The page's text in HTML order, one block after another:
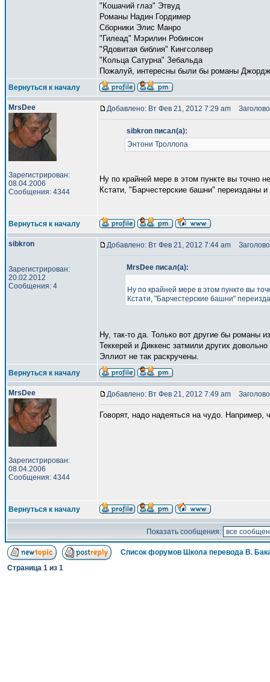
"Кошачий глаз" Этвуд
Романы Надин Гордимер
Сборники Элис Манро
"Гилеад" Мэрилин Робинсон
"Ядовитая библия" Кингсолвер
"Кольца Сатурна" Зебальда
Пожалуй, интересны были бы романы
Вернуться к началу
MrsDee
Зарегистрирован:
08.04.2006
Сообщения: 4344
Добавлено: Вт Фев 21, 2012 7:29 am
sibkron писал(а):
Энтони Троллопа
Ну по крайней мере в этом пункте вы точно
Кстати, "Барчестерские башни" переизданы
Вернуться к началу
sibkron
Зарегистрирован:
20.02.2012
Сообщения: 4
Добавлено: Вт Фев 21, 2012 7:44 am
MrsDee писал(а):
Ну по крайней мере в этом пункте вы
Кстати, "Барчестерские башни"
Ну, так-то да. Только вот другие бы романы
Теккерей и Диккенс затмили других
Эллиот не так раскручены.
Вернуться к началу
MrsDee
Зарегистрирован:
08.04.2006
Сообщения: 4344
Добавлено: Вт Фев 21, 2012 7:49 am
Говорят, надо надеяться на чудо. Например,
Вернуться к началу
Показать сообщения:
Список форумов Школа перевода В.
Страница 1 из 1